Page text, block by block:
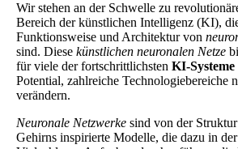
Wir stehen an der Schwelle zu
Bereich der künstlichen Intelligenz (KI),
Funktionsweise und Architektur von
sind. Diese künstlichen neuronalen Netze
für viele der fortschrittlichsten KI-Systeme
Potential, zahlreiche Technologiebereiche
verändern.
Neuronale Netzwerke sind von der
Gehirns inspirierte Modelle, die dazu in